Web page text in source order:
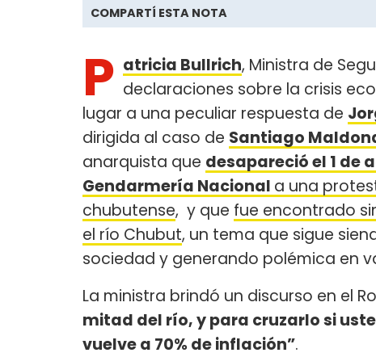
COMPARTÍ ESTA NOTA
P atricia Bullrich, Ministra de
declaraciones sobre la crisis
lugar a una peculiar respuesta de
dirigida al caso de Santiago
anarquista que desapareció el 1 de
Gendarmería Nacional a una
chubutense, y que fue encontrado
el río Chubut, un tema que sigue
sociedad y generando polémica en
La ministra brindó un discurso en el
mitad del río, y para cruzarlo si
vuelve a 70% de inflación”.